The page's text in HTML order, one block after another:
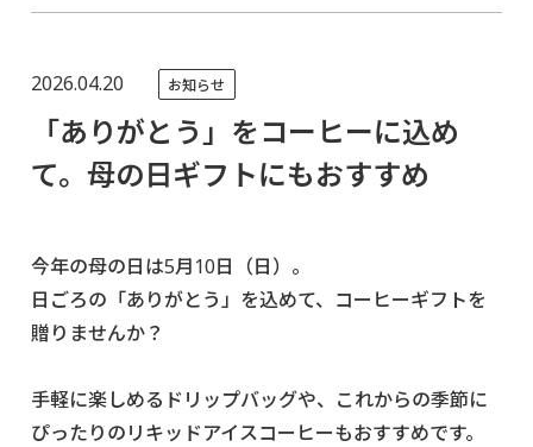
2026.04.20 お知らせ
「ありがとう」をコーヒーに込め
て。母の日ギフトにもおすすめ
今年の母の日は5月10日（日）。
日ごろの「ありがとう」を込めて、コーヒーギフトを
贈りませんか？
手軽に楽しめるドリップバッグや、これからの季節に
ぴったりのリキッドアイスコーヒーもおすすめです。